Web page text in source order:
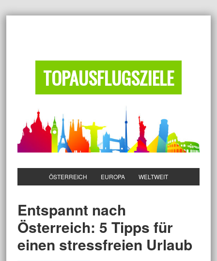
TOPAUSFLUGSZIELE
ÖSTERREICH EUROPA WELTWEIT
Entspannt nach
Österreich: 5 Tipps für
einen stressfreien Urlaub